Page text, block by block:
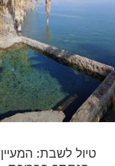
טיול לשבת: המעיין